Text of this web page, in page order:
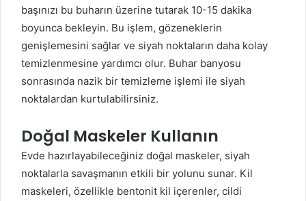
başınızı bu buharın üzerine tutarak 10-15 dakika
boyunca bekleyin. Bu işlem, gözeneklerin
genişlemesini sağlar ve siyah noktaların daha kolay
temizlenmesine yardımcı olur. Buhar banyosu
sonrasında nazik bir temizleme işlemi ile siyah
noktalardan kurtulabilirsiniz.
Doğal Maskeler Kullanın
Evde hazırlayabileceğiniz doğal maskeler, siyah
noktalarla savaşmanın etkili bir yolunu sunar. Kil
maskeleri, özellikle bentonit kil içerenler, cildi